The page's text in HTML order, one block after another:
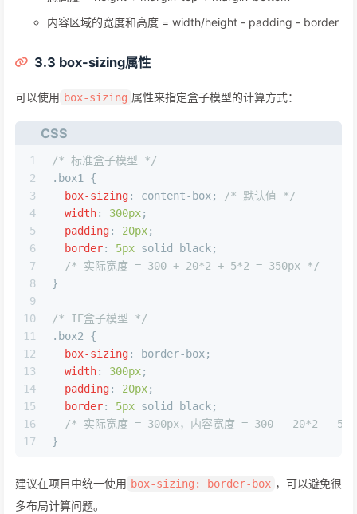
内容区域的宽度和高度 = width/height - padding - border
3.3 box-sizing属性
可以使用 box-sizing 属性来指定盒子模型的计算方式：
CSS
1
2
3
4
5
6
7
8
9
10
11
12
13
14
15
16
17
/* 标准盒子模型 */
.box1 {
box-sizing: content-box;
/* 默认值 */
width: 300px;
padding: 20px;
border: 5px solid black;
/* 实际宽度 = 300 + 20*2 + 5*2 = 350px */
}
/* IE盒子模型 */
.box2 {
box-sizing: border-box;
width: 300px;
padding: 20px;
border: 5px solid black;
/* 实际宽度 = 300px，内容宽度 = 300 - 20*2 -
}
建议在项目中统一使用 box-sizing: border-box ，可以避免很
多布局计算问题。